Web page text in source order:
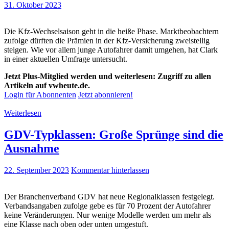
31. Oktober 2023
Die Kfz-Wechselsaison geht in die heiße Phase. Marktbeobachtern
zufolge dürften die Prämien in der Kfz-Versicherung zweistellig
steigen. Wie vor allem junge Autofahrer damit umgehen, hat Clark
in einer aktuellen Umfrage untersucht.
Jetzt Plus-Mitglied werden und weiterlesen: Zugriff zu allen
Artikeln auf vwheute.de.
Login für Abonnenten Jetzt abonnieren!
Weiterlesen
GDV-Typklassen: Große Sprünge sind die
Ausnahme
22. September 2023 Kommentar hinterlassen
Der Branchenverband GDV hat neue Regionalklassen festgelegt.
Verbandsangaben zufolge gebe es für 70 Prozent der Autofahrer
keine Veränderungen. Nur wenige Modelle werden um mehr als
eine Klasse nach oben oder unten umgestuft.